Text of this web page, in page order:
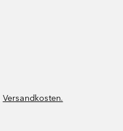
Versandkosten.